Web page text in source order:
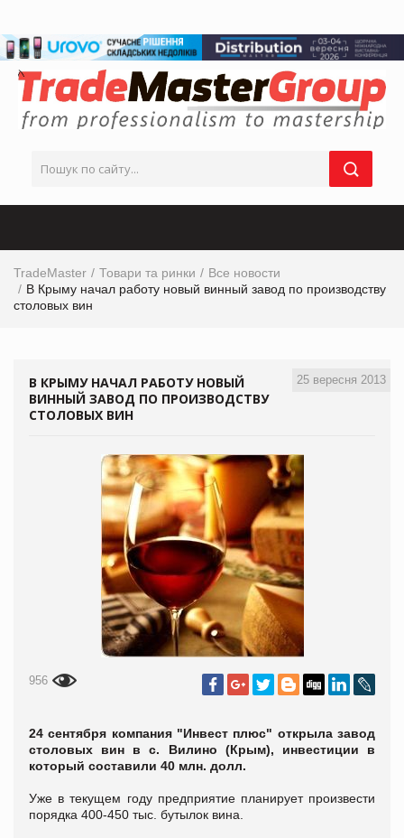
TradeMaster Товари та ринки
Все новости
В Крыму начал работу новый винный завод по производству
столовых вин
25 вересня 2013
В КРЫМУ НАЧАЛ РАБОТУ НОВЫЙ
ВИННЫЙ ЗАВОД ПО ПРОИЗВОДСТВУ
СТОЛОВЫХ ВИН
956
24 сентября компания "Инвест плюс" открыла завод
столовых вин в с. Вилино (Крым), инвестиции в
который составили 40 млн. долл.
Уже в текущем году предприятие планирует произвести
порядка 400-450 тыс. бутылок вина.